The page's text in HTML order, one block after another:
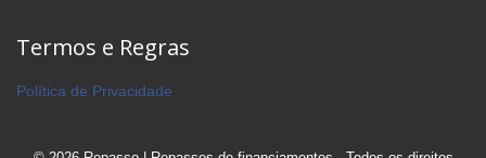
Termos e Regras
Política de Privacidade